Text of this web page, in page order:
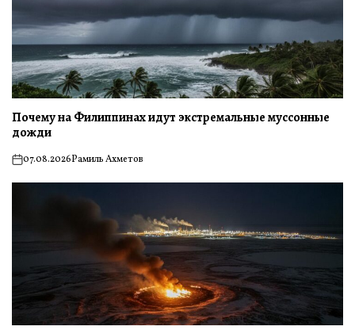
Почему на Филиппинах идут экстремальные муссонные
дожди
on07.08.2026Рамиль Ахметов